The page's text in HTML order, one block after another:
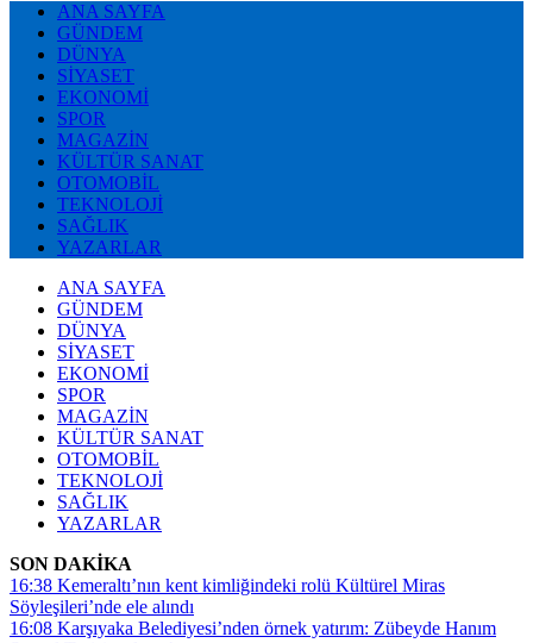
ANA SAYFA
GÜNDEM
DÜNYA
SİYASET
EKONOMİ
SPOR
MAGAZİN
KÜLTÜR SANAT
OTOMOBİL
TEKNOLOJİ
SAĞLIK
YAZARLAR
ANA SAYFA
GÜNDEM
DÜNYA
SİYASET
EKONOMİ
SPOR
MAGAZİN
KÜLTÜR SANAT
OTOMOBİL
TEKNOLOJİ
SAĞLIK
YAZARLAR
SON DAKİKA
16:38 Kemeraltı’nın kent kimliğindeki rolü Kültürel Miras
Söyleşileri’nde ele alındı
16:08 Karşıyaka Belediyesi’nden örnek yatırım: Zübeyde Hanım